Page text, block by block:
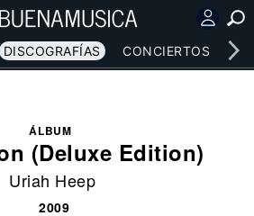
DISCOGRAFÍAS CONCIERTOS
ÁLBUM
(Deluxe Edition)
Uriah Heep
2009